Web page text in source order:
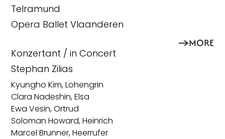
Telramund
Opera Ballet Vlaanderen
MORE
Konzertant / in Concert
Stephan Zilias
Kyungho Kim, Lohengrin
Clara Nadeshin, Elsa
Ewa Vesin, Ortrud
Soloman Howard, Heinrich
Marcel Brunner, Heerrufer